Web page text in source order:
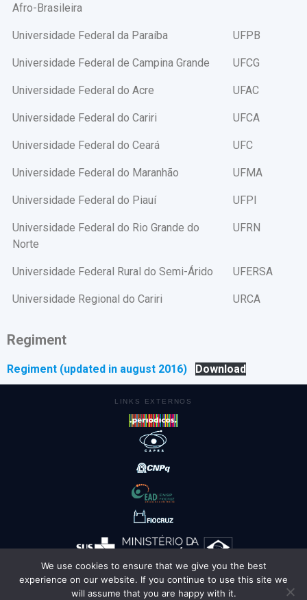
Afro-Brasileira
Universidade Federal da Paraíba UFPB
Universidade Federal de Campina Grande UFCG
Universidade Federal do Acre UFAC
Universidade Federal do Cariri UFCA
Universidade Federal do Ceará UFC
Universidade Federal do Maranhão UFMA
Universidade Federal do Piauí UFPI
Universidade Federal do Rio Grande do
Norte
UFRN
Universidade Federal Rural do Semi-Árido UFERSA
Universidade Regional do Cariri URCA
Regiment
Regiment (updated in august 2016) Download
LINKS EXTERNOS
AMBIENTES
We use cookies to ensure that we give you the best
experience on our website. If you continue to use this site we
will assume that you are happy with it.